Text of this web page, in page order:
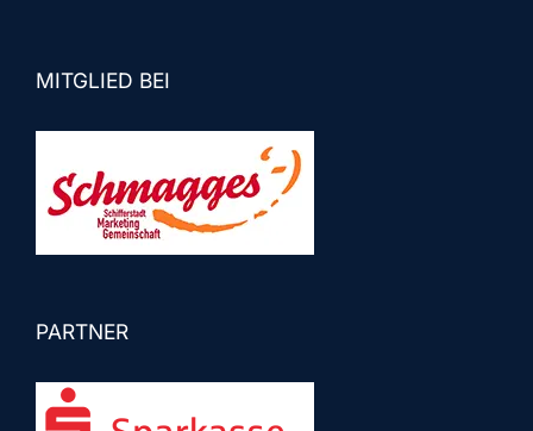
MITGLIED BEI
PARTNER